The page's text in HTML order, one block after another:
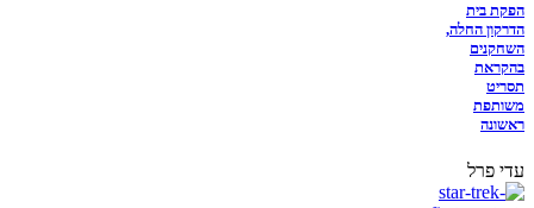
הפקת בית
הדרקון החלה,
השחקנים
בהקראת
תסריט
משותפת
ראשונה
עדי פרל